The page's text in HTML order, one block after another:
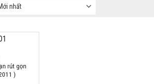
rút gọn
)